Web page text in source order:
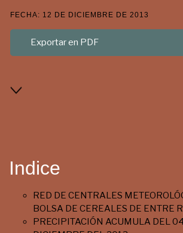
FECHA: 12 DE DICIEMBRE DE 2013
Exportar en PDF
Indice
RED DE CENTRALES
BOLSA DE CEREALES DE ENTRE
PRECIPITACIÓN ACUMULA DEL